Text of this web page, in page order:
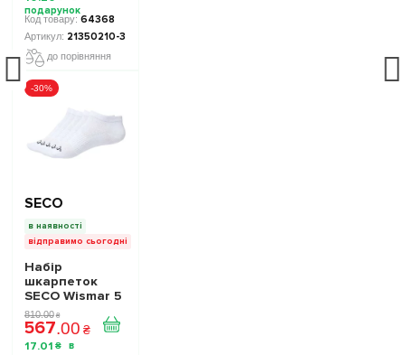
64368
21350210-3
до порівняння
-30%
SECO
в наявності
відправимо сьогодні
Набір
шкарпеток
SECO Wismar 5
пар колір:
білий
810.00 ₴
567.00 ₴
17.01 ₴